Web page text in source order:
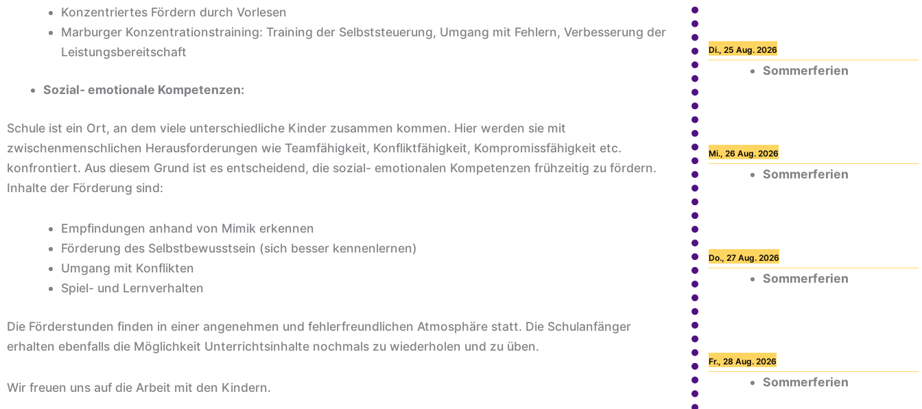
Konzentriertes Fördern durch Vorlesen
Marburger Konzentrationstraining: Training der Selbststeuerung, Umgang mit Fehlern, Verbesserung der
Leistungsbereitschaft
Sozial- emotionale Kompetenzen:
Schule ist ein Ort, an dem viele unterschiedliche Kinder zusammen kommen. Hier werden sie mit
zwischenmenschlichen Herausforderungen wie Teamfähigkeit, Konfliktfähigkeit, Kompromissfähigkeit etc.
konfrontiert. Aus diesem Grund ist es entscheidend, die sozial- emotionalen Kompetenzen frühzeitig zu fördern.
Inhalte der Förderung sind:
Empfindungen anhand von Mimik erkennen
Förderung des Selbstbewusstsein (sich besser kennenlernen)
Umgang mit Konflikten
Spiel- und Lernverhalten
Die Förderstunden finden in einer angenehmen und fehlerfreundlichen Atmosphäre statt. Die Schulanfänger
erhalten ebenfalls die Möglichkeit Unterrichtsinhalte nochmals zu wiederholen und zu üben.
Wir freuen uns auf die Arbeit mit den Kindern.
Di., 25 Aug. 2026
Sommerferien
Mi., 26 Aug. 2026
Sommerferien
Do., 27 Aug. 2026
Sommerferien
Fr., 28 Aug. 2026
Sommerferien